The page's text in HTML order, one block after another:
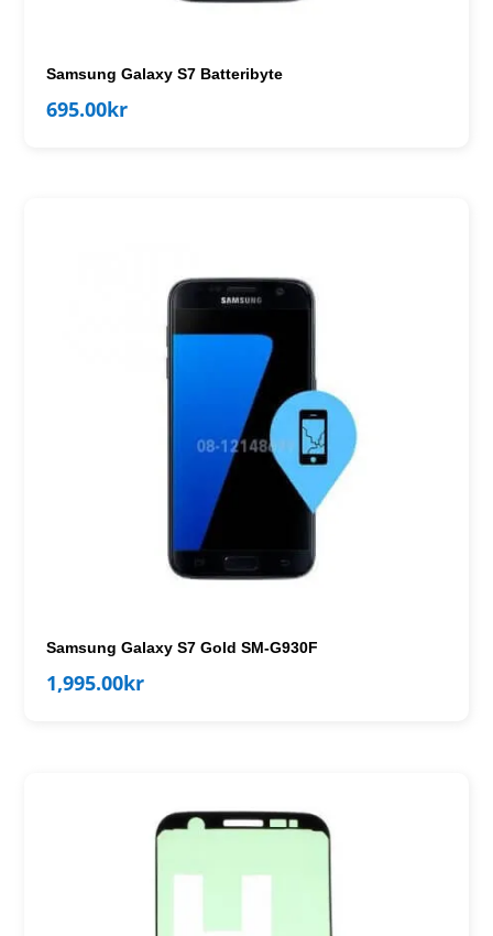
Samsung Galaxy S7 Batteribyte
695.00kr
Samsung Galaxy S7 Gold SM-G930F
1,995.00kr